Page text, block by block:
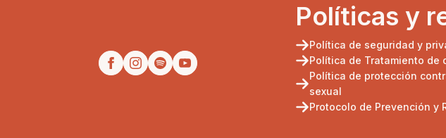
Políticas y
Política de seguridad y
Política de Tratamiento de
Política de protección
sexual
Protocolo de Prevención y